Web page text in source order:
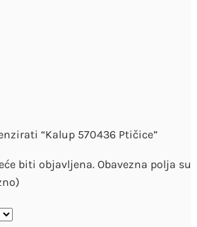
“Kalup 570436 Ptičice”
biti objavljena. Obavezna polja su